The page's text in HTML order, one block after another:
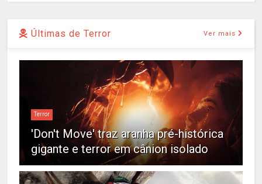
Últimas de Terror Ver mais
Terror
'Don't Move' traz aranha pré-histórica
gigante e terror em cânion isolado